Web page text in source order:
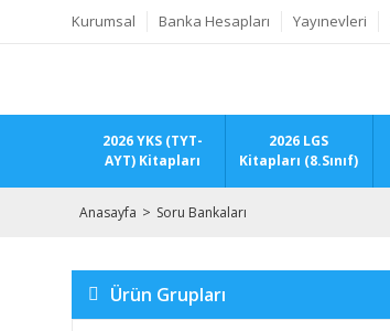
Kurumsal Banka Hesapları Yayınevleri
2026 YKS (TYT-
AYT) Kitapları
2026 LGS
Kitapları (8.Sınıf)
Anasayfa Soru Bankaları
Ürün Grupları